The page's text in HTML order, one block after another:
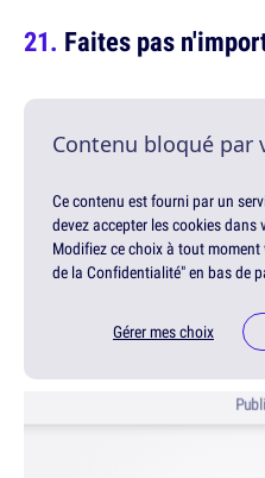
Faites pas
Contenu bloqué par
Ce contenu est fourni par un
devez accepter les cookies
Modifiez ce choix à tout
de la Confidentialité" en bas de
Gérer mes choix